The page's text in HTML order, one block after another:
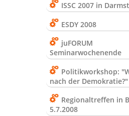
ISSC 2007 in
ESDY 2008
juFORUM
Seminarwochenende
Politikworkshop:
nach der Demokratie?"
Regionaltreffen in
5.7.2008